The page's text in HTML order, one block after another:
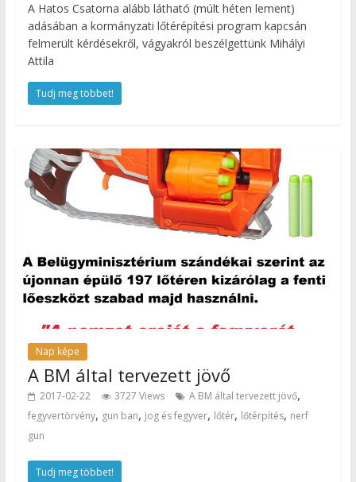
A Hatos Csatorna alább látható (múlt héten lement)
adásában a kormányzati lőtérépítési program kapcsán
felmerült kérdésekről, vágyakról beszélgettünk Mihályi
Attila
Tudj meg többet!
Nap képe
A BM által tervezett jövő
2017-02-22 3727 Views A BM által tervezett jövő,
fegyvertörvény, gun ban, jog és fegyver, lőtér, lőtérpítés, nerf
gun
Tudj meg többet!